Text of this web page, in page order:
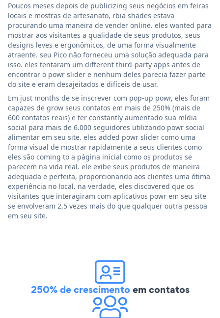
Poucos meses depois de publicizing seus negócios em feiras
locais e mostras de artesanato, rbia shades estava
procurando uma maneira de vender online. eles wanted para
mostrar aos visitantes a qualidade de seus produtos, seus
designs leves e ergonômicos, de uma forma visualmente
atraente. seu Pico não forneceu uma solução adequada para
isso. eles tentaram um different third-party apps antes de
encontrar o powr slider e nenhum deles parecia fazer parte
do site e eram desajeitados e difíceis de usar.
Em just months de se inscrever com pop-up powr, eles foram
capazes de grow seus contatos em mais de 250% (mais de
600 contatos reais) e ter constantly aumentado sua mídia
social para mais de 6.000 seguidores utilizando powr social
alimentar em seu site. eles added powr slider como uma
forma visual de mostrar rapidamente a seus clientes como
eles são coming to a página inicial como os produtos se
parecem na vida real. ele exibe seus produtos de maneira
adequada e perfeita, proporcionando aos clientes uma ótima
experiência no local. na verdade, eles discovered que os
visitantes que interagiram com aplicativos powr em seu site
se envolveram 2,5 vezes mais do que qualquer outra pessoa
em seu site.
250% de crescimentoem contatos